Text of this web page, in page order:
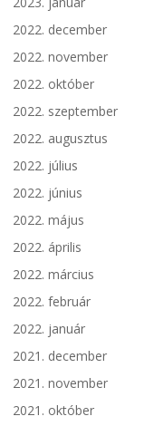
2022. december
2022. november
2022. október
2022. szeptember
2022. augusztus
2022. július
2022. június
2022. május
2022. április
2022. március
2022. február
2022. január
2021. december
2021. november
2021. október